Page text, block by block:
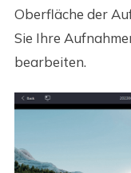
Oberfläche der
Sie Ihre
bearbeiten.